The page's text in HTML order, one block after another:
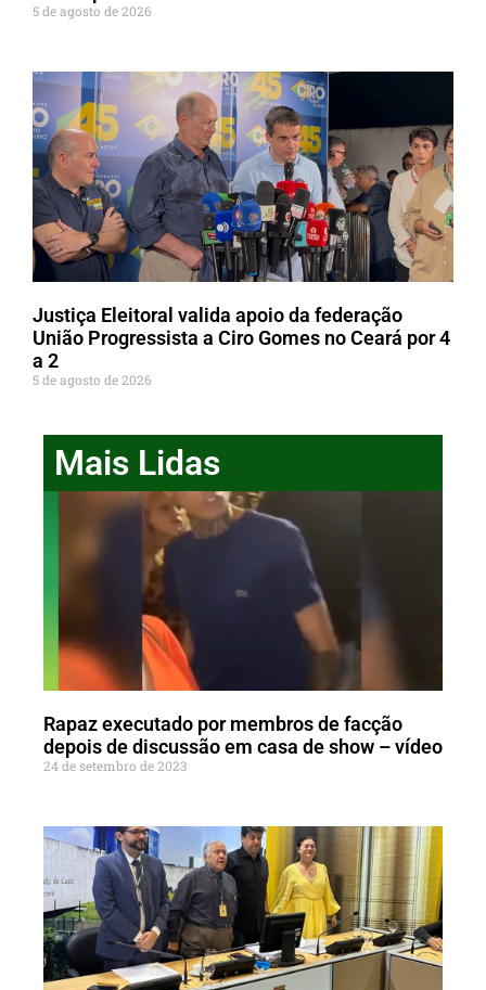
5 de agosto de 2026
Justiça Eleitoral valida apoio da federação
União Progressista a Ciro Gomes no Ceará por 4
a 2
5 de agosto de 2026
Mais Lidas
Rapaz executado por membros de facção
depois de discussão em casa de show – vídeo
24 de setembro de 2023